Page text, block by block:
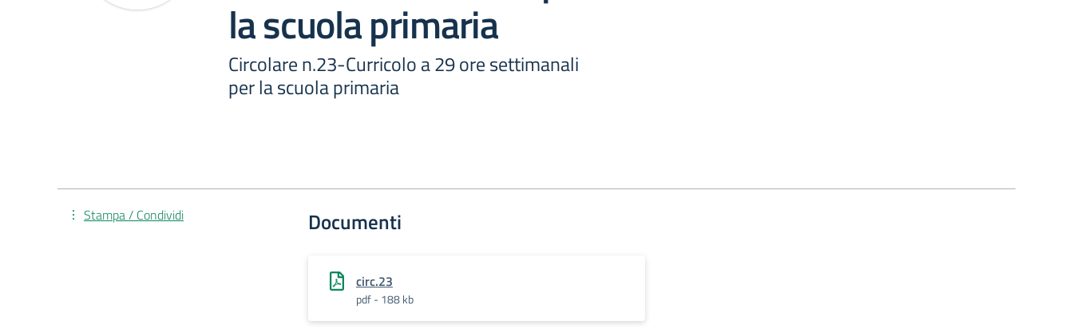
la scuola primaria
Circolare n.23-Curricolo a 29 ore settimanali
per la scuola primaria
Documenti
circ.23
pdf - 188 kb
Stampa / Condividi